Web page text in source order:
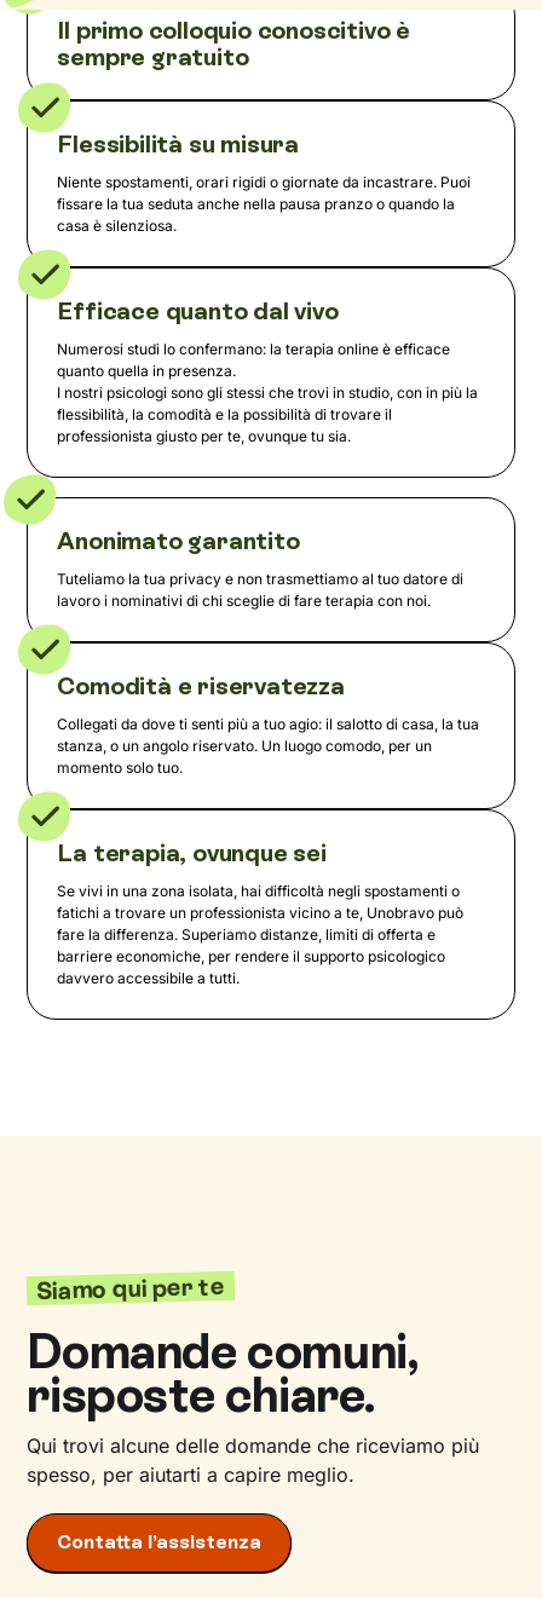
Il primo colloquio conoscitivo è
sempre gratuito
Flessibilità su misura
Niente spostamenti, orari rigidi o giornate da incastrare. Puoi
fissare la tua seduta anche nella pausa pranzo o quando la
casa è silenziosa.
Efficace quanto dal vivo
Numerosi studi lo confermano: la terapia online è efficace
quanto quella in presenza.
I nostri psicologi sono gli stessi che trovi in studio, con in più la
flessibilità, la comodità e la possibilità di trovare il
professionista giusto per te, ovunque tu sia.
Anonimato garantito
Tuteliamo la tua privacy e non trasmettiamo al tuo datore di
lavoro i nominativi di chi sceglie di fare terapia con noi.
Comodità e riservatezza
Collegati da dove ti senti più a tuo agio: il salotto di casa, la tua
stanza, o un angolo riservato. Un luogo comodo, per un
momento solo tuo.
La terapia, ovunque sei
Se vivi in una zona isolata, hai difficoltà negli spostamenti o
fatichi a trovare un professionista vicino a te, Unobravo può
fare la differenza. Superiamo distanze, limiti di offerta e
barriere economiche, per rendere il supporto psicologico
davvero accessibile a tutti.
Siamo qui per te
Domande comuni,
risposte chiare.
Qui trovi alcune delle domande che riceviamo più
spesso, per aiutarti a capire meglio.
Contatta l’assistenza